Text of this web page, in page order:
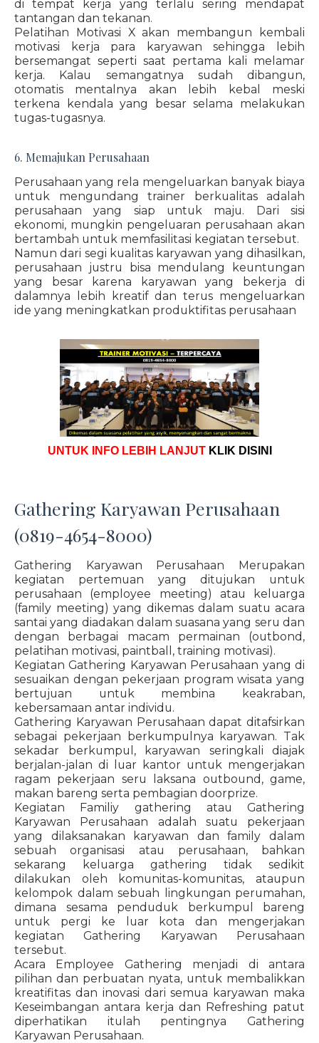
di tempat kerja yang terlalu sering mendapat
tantangan dan tekanan.
Pelatihan Motivasi X akan membangun kembali
motivasi kerja para karyawan sehingga lebih
bersemangat seperti saat pertama kali melamar
kerja. Kalau semangatnya sudah dibangun,
otomatis mentalnya akan lebih kebal meski
terkena kendala yang besar selama melakukan
tugas-tugasnya.
6. Memajukan Perusahaan
Perusahaan yang rela mengeluarkan banyak biaya
untuk mengundang trainer berkualitas adalah
perusahaan yang siap untuk maju. Dari sisi
ekonomi, mungkin pengeluaran perusahaan akan
bertambah untuk memfasilitasi kegiatan tersebut.
Namun dari segi kualitas karyawan yang dihasilkan,
perusahaan justru bisa mendulang keuntungan
yang besar karena karyawan yang bekerja di
dalamnya lebih kreatif dan terus mengeluarkan
ide yang meningkatkan produktifitas perusahaan
UNTUK INFO LEBIH LANJUT KLIK DISINI
Gathering Karyawan Perusahaan
(0819-4654-8000)
Gathering Karyawan Perusahaan Merupakan
kegiatan pertemuan yang ditujukan untuk
perusahaan (employee meeting) atau keluarga
(family meeting) yang dikemas dalam suatu acara
santai yang diadakan dalam suasana yang seru dan
dengan berbagai macam permainan (outbond,
pelatihan motivasi, paintball, training motivasi).
Kegiatan Gathering Karyawan Perusahaan yang di
sesuaikan dengan pekerjaan program wisata yang
bertujuan untuk membina keakraban,
kebersamaan antar individu.
Gathering Karyawan Perusahaan dapat ditafsirkan
sebagai pekerjaan berkumpulnya karyawan. Tak
sekadar berkumpul, karyawan seringkali diajak
berjalan-jalan di luar kantor untuk mengerjakan
ragam pekerjaan seru laksana outbound, game,
makan bareng serta pembagian doorprize.
Kegiatan Familiy gathering atau Gathering
Karyawan Perusahaan adalah suatu pekerjaan
yang dilaksanakan karyawan dan family dalam
sebuah organisasi atau perusahaan, bahkan
sekarang keluarga gathering tidak sedikit
dilakukan oleh komunitas-komunitas, ataupun
kelompok dalam sebuah lingkungan perumahan,
dimana sesama penduduk berkumpul bareng
untuk pergi ke luar kota dan mengerjakan
kegiatan Gathering Karyawan Perusahaan
tersebut.
Acara Employee Gathering menjadi di antara
pilihan dan perbuatan nyata, untuk membalikkan
kreatifitas dan inovasi dari semua karyawan maka
Keseimbangan antara kerja dan Refreshing patut
diperhatikan itulah pentingnya Gathering
Karyawan Perusahaan.